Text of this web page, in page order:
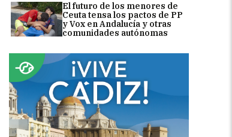
El futuro de los menores de
Ceuta tensa los pactos de PP
y Vox en Andalucía y otras
comunidades autónomas